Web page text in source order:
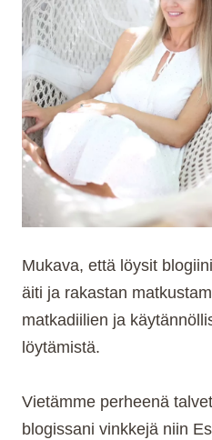
Mukava, että löysit
äiti ja rakastan
matkadiilien ja
löytämistä.
Vietämme perheenä
blogissani vinkkejä niin